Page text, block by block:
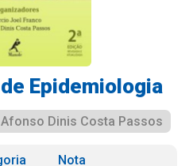
Epidemiologia
Afonso Dinis Costa Passos
Nota